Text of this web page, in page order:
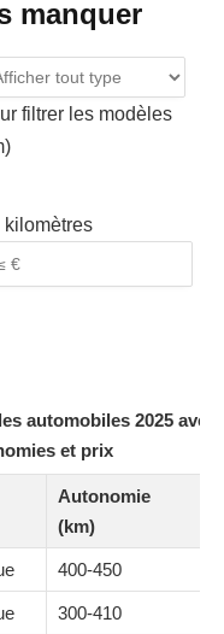
manquer
filtrer les modèles
automobiles 2025 avec
et prix
Autonomie
(km)
400-450
300-410